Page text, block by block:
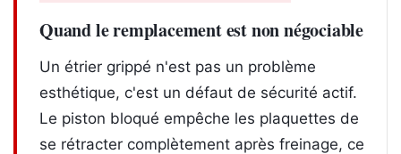
Quand le remplacement est non négociable
Un étrier grippé n'est pas un problème
esthétique, c'est un défaut de sécurité actif.
Le piston bloqué empêche les plaquettes de
se rétracter complètement après freinage, ce